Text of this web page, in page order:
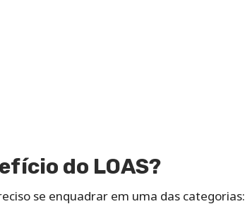
do LOAS?
se enquadrar em uma das categorias: